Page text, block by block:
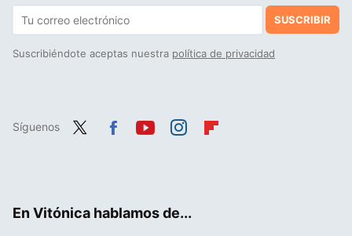
SUSCRIBIR
Suscribiéndote aceptas nuestra política de privacidad
Síguenos
En Vitónica hablamos de...